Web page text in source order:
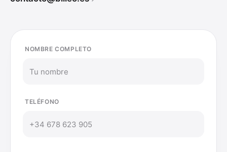
NOMBRE COMPLETO
TELÉFONO